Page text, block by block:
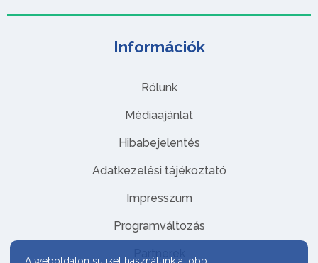
Információk
Rólunk
Médiaajánlat
Hibabejelentés
Adatkezelési tájékoztató
Impresszum
Programváltozás
Partnerek